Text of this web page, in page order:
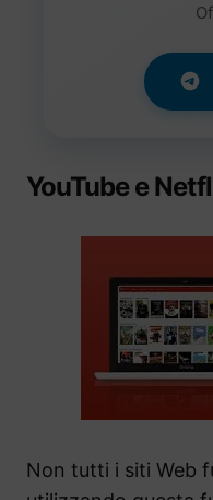
YouTube e
Non tutti i siti Web